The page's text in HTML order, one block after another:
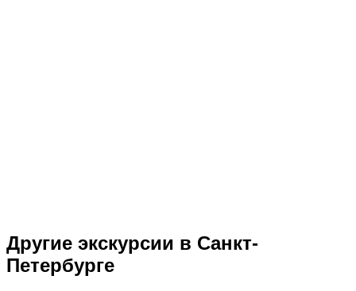
Другие экскурсии в Санкт-
Петербурге